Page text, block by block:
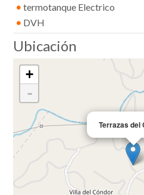
• termotanque Electrico
• DVH
Ubicación
Terrazas del
+
-